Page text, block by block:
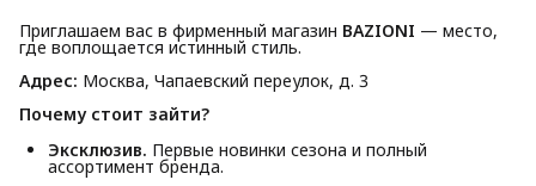
Приглашаем вас в фирменный магазин BAZIONI — место,
где воплощается истинный стиль.
Адрес: Москва, Чапаевский переулок, д. 3
Почему стоит зайти?
Эксклюзив. Первые новинки сезона и полный
ассортимент бренда.